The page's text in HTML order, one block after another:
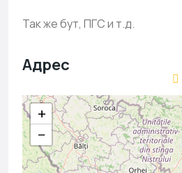
Так же бут, ПГС и т.д.
Адрес
+
−